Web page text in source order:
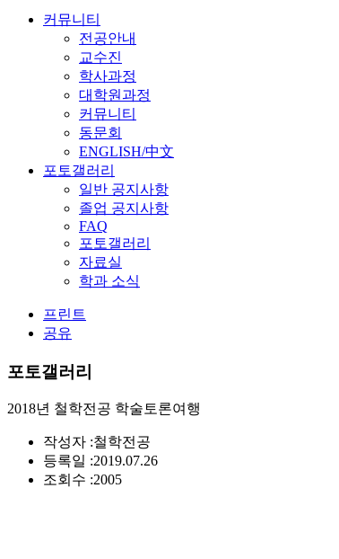
커뮤니티
전공안내
교수진
학사과정
대학원과정
커뮤니티
동문회
ENGLISH/中文
포토갤러리
일반 공지사항
졸업 공지사항
FAQ
포토갤러리
자료실
학과 소식
프린트
공유
포토갤러리
2018년 철학전공 학술토론여행
작성자 :철학전공
등록일 :2019.07.26
조회수 :2005